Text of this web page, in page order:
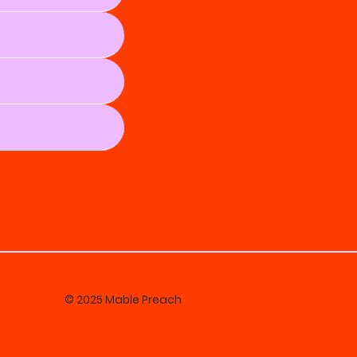
© 2025 Mable Preach